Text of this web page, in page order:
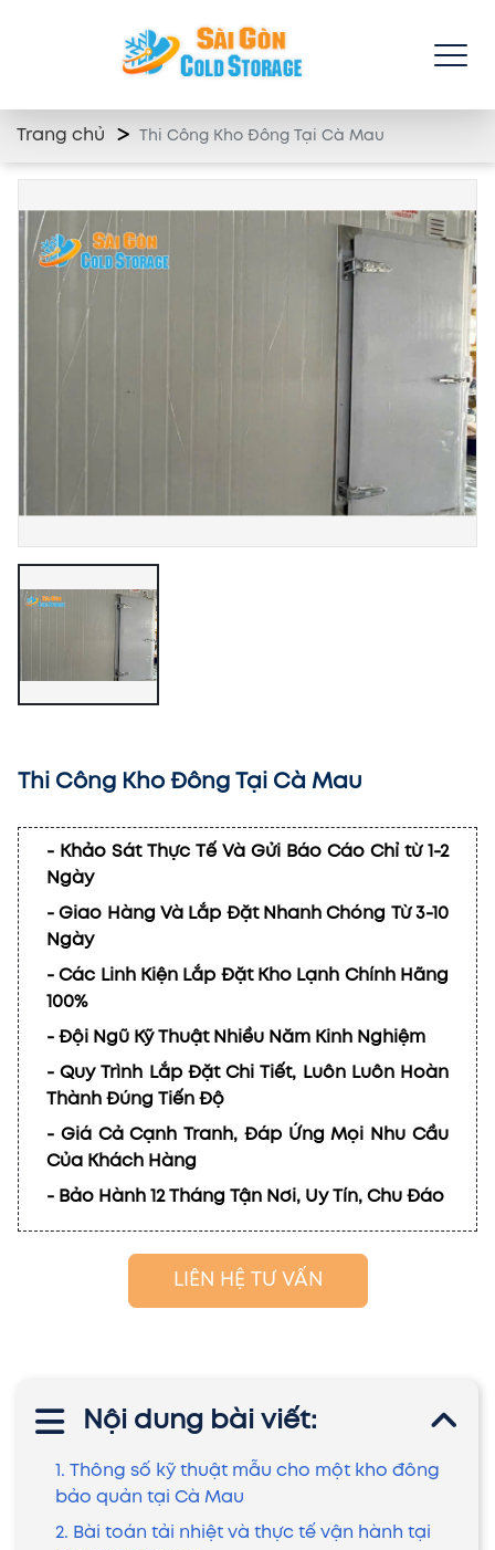
Trang chủ Thi Công Kho Đông Tại Cà Mau
Thi Công Kho Đông Tại Cà Mau
- Khảo Sát Thực Tế Và Gửi Báo Cáo Chỉ từ 1-2
Ngày
- Giao Hàng Và Lắp Đặt Nhanh Chóng Từ 3-10
Ngày
- Các Linh Kiện Lắp Đặt Kho Lạnh Chính Hãng
100%
- Đội Ngũ Kỹ Thuật Nhiều Năm Kinh Nghiệm
- Quy Trình Lắp Đặt Chi Tiết, Luôn Luôn Hoàn
Thành Đúng Tiến Độ
- Giá Cả Cạnh Tranh, Đáp Ứng Mọi Nhu Cầu
Của Khách Hàng
- Bảo Hành 12 Tháng Tận Nơi, Uy Tín, Chu Đáo
LIÊN HỆ TƯ VẤN
Nội dung bài viết:
1. Thông số kỹ thuật mẫu cho một kho đông
bảo quản tại Cà Mau
2. Bài toán tải nhiệt và thực tế vận hành tại